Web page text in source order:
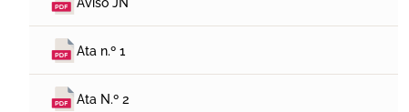
Ata n.º 1
Ata N.º 2